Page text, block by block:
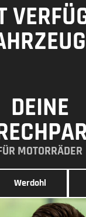
DEINE
MOTORRÄDER
Werdohl